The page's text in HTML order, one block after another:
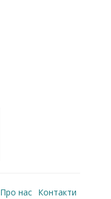
Про нас Контакти